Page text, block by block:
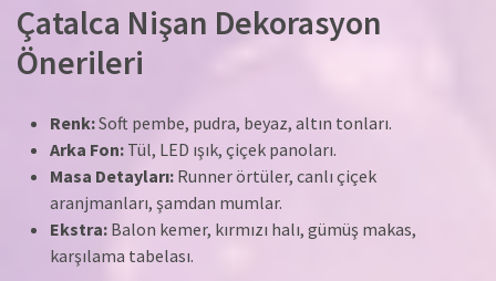
Çatalca Nişan Dekorasyon
Önerileri
Renk:Soft pembe, pudra, beyaz, altın tonları.
Arka Fon: Tül, LED ışık, çiçek panoları.
Masa Detayları: Runner örtüler, canlı çiçek
aranjmanları, şamdan mumlar.
Ekstra: Balon kemer, kırmızı halı, gümüş makas,
karşılama tabelası.